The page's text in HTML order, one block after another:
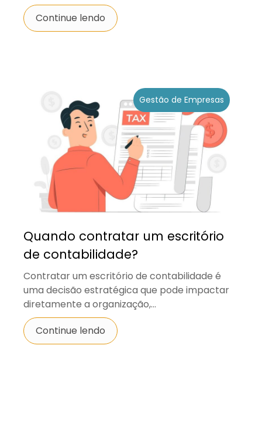
Continue lendo
Gestão de Empresas
Quando contratar um escritório
de contabilidade?
Contratar um escritório de contabilidade é
uma decisão estratégica que pode impactar
diretamente a organização,...
Continue lendo